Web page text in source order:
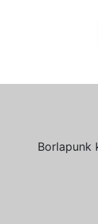
Borlapunk